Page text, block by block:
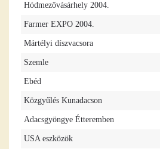
Hódmezővásárhely 2004.
Farmer EXPO 2004.
Mártélyi díszvacsora
Szemle
Ebéd
Közgyűlés Kunadacson
Adacsgyöngye Étteremben
USA eszközök